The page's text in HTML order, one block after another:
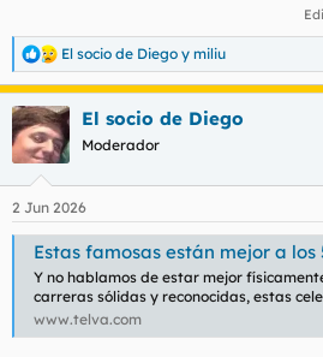
R
e
a
c
c
i
e
s
El socio de Diego y miliu
El socio de Diego
Moderador
2 Jun 2026
Estas famosas están mejor a los 50 y 60,
Y no hablamos de estar mejor
carreras sólidas y reconocidas, estas
www.telva.com